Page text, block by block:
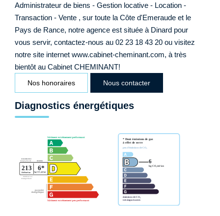
Administrateur de biens - Gestion locative - Location -
Transaction - Vente , sur toute la Côte d'Emeraude et le
Pays de Rance, notre agence est située à Dinard pour
vous servir, contactez-nous au 02 23 18 43 20 ou visitez
notre site internet www.cabinet-cheminant.com, à très
bientôt au Cabinet CHEMINANT!
Nos honoraires Nous contacter
Diagnostics énergétiques